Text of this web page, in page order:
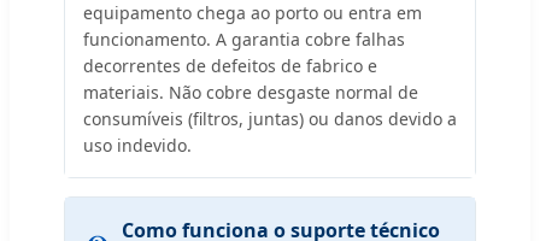
equipamento chega ao porto ou entra em
funcionamento. A garantia cobre falhas
decorrentes de defeitos de fabrico e
materiais. Não cobre desgaste normal de
consumíveis (filtros, juntas) ou danos devido a
uso indevido.
Como funciona o suporte técnico